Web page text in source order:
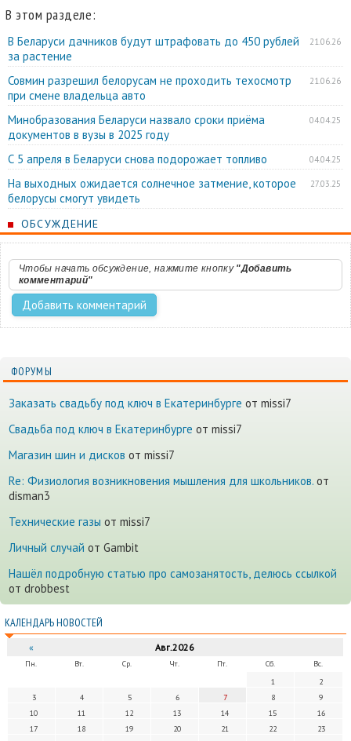
В этом разделе:
21.06.26
В Беларуси дачников будут штрафовать до 450 рублей
за растение
21.06.26
Совмин разрешил белорусам не проходить техосмотр
при смене владельца авто
04.04.25
Минобразования Беларуси назвало сроки приёма
документов в вузы в 2025 году
04.04.25
С 5 апреля в Беларуси снова подорожает топливо
27.03.25
На выходных ожидается солнечное затмение, которое
белорусы смогут увидеть
ОБСУЖДЕНИЕ
Чтобы начать обсуждение, нажмите кнопку "Добавить
комментарий"
ФОРУМЫ
Заказать свадьбу под ключ в Екатеринбурге от missi7
Cвадьба под ключ в Екатеринбурге от missi7
Магазин шин и дисков от missi7
Re: Физиология возникновения мышления для школьников. от
disman3
Технические газы от missi7
Личный случай от Gambit
Нашёл подробную статью про самозанятость, делюсь ссылкой
от drobbest
КАЛЕНДАРЬ НОВОСТЕЙ
« Авг.2026
Пн. Вт. Ср. Чт. Пт. Сб.
Вс.
1
2
3
4 5 6 7 8
9
10
11 12 13 14 15
16
17
18 19 20 21 22
23